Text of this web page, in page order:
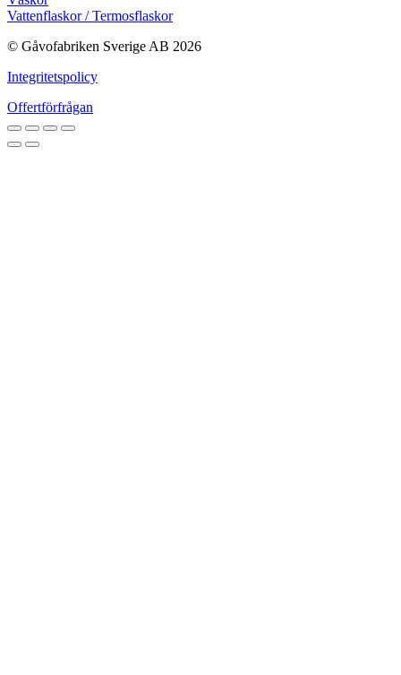
Vattenflaskor / Termosflaskor
© Gåvofabriken Sverige AB 2026
Integritetspolicy
Offertförfrågan